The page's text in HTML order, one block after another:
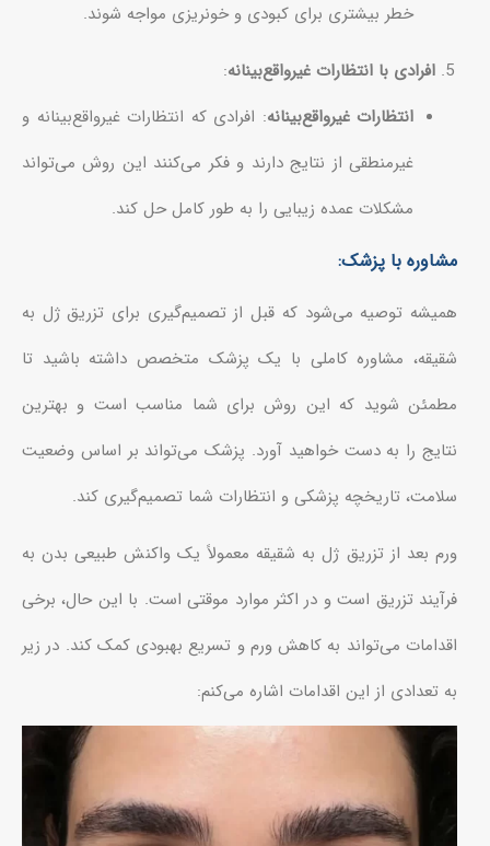
خطر بیشتری برای کبودی و خونریزی مواجه شوند.
افرادی با انتظارات غیرواقع‌بینانه:
انتظارات غیرواقع‌بینانه: افرادی که انتظارات غیرواقع‌بینانه و
غیرمنطقی از نتایج دارند و فکر می‌کنند این روش می‌تواند
مشکلات عمده زیبایی را به طور کامل حل کند.
مشاوره با پزشک:
همیشه توصیه می‌شود که قبل از تصمیم‌گیری برای تزریق ژل به
شقیقه، مشاوره کاملی با یک پزشک متخصص داشته باشید تا
مطمئن شوید که این روش برای شما مناسب است و بهترین
نتایج را به دست خواهید آورد. پزشک می‌تواند بر اساس وضعیت
سلامت، تاریخچه پزشکی و انتظارات شما تصمیم‌گیری کند.
ورم بعد از تزریق ژل به شقیقه معمولاً یک واکنش طبیعی بدن به
فرآیند تزریق است و در اکثر موارد موقتی است. با این حال، برخی
اقدامات می‌تواند به کاهش ورم و تسریع بهبودی کمک کند. در زیر
به تعدادی از این اقدامات اشاره می‌کنم: